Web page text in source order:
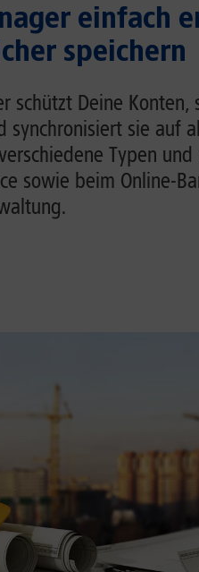
einfach
speichern
schützt Deine Konten,
synchronisiert sie auf
Typen
sowie beim Online-